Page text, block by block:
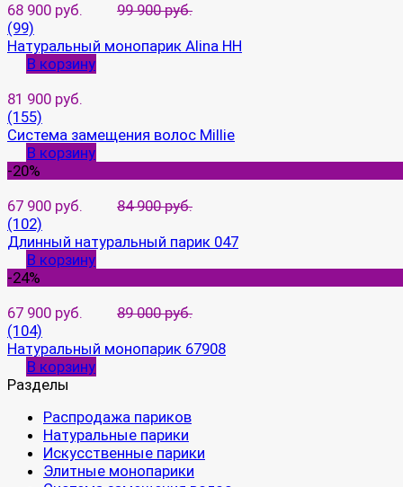
68 900 руб.
99 900 руб.
(99)
Натуральный монопарик Alina HH
В корзину
81 900 руб.
(155)
Система замещения волос Millie
В корзину
-20%
67 900 руб.
84 900 руб.
(102)
Длинный натуральный парик 047
В корзину
-24%
67 900 руб.
89 000 руб.
(104)
Натуральный монопарик 67908
В корзину
Разделы
Распродажа париков
Натуральные парики
Искусственные парики
Элитные монопарики